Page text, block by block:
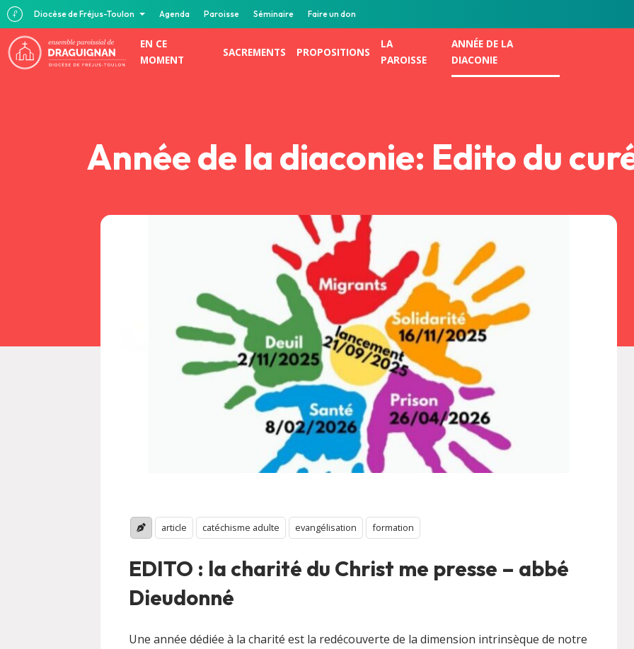
Diocèse de Fréjus-Toulon Agenda Paroisse Séminaire Faire un don
EN CE
MOMENT
SACREMENTS PROPOSITIONS
LA
PAROISSE
ANNÉE DE LA
DIACONIE
Année de la diaconie: Edito du
article catéchisme adulte evangélisation formation
EDITO : la charité du Christ me presse – abbé
Dieudonné
Une année dédiée à la charité est la redécouverte de la dimension intrinsèque de notre